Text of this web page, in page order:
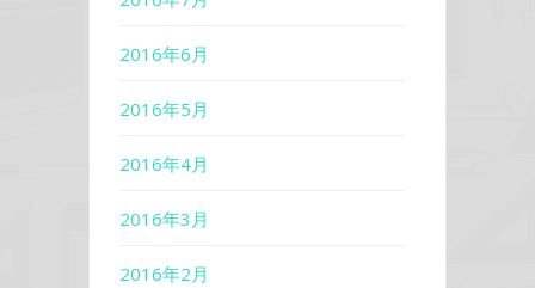
2016年6月
2016年5月
2016年4月
2016年3月
2016年2月